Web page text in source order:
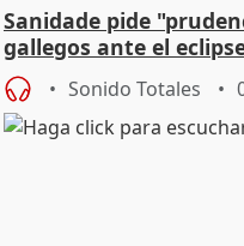
Sanidade pide
gallegos ante el
Sonido Totales